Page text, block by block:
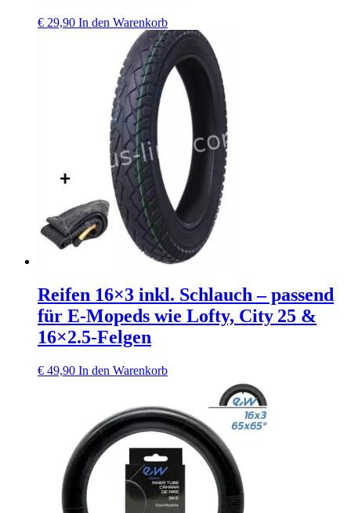
€ 29,90 In den Warenkorb
Reifen 16×3 inkl. Schlauch – passend
für E‑Mopeds wie Lofty, City 25 &
16×2.5‑Felgen
€ 49,90 In den Warenkorb